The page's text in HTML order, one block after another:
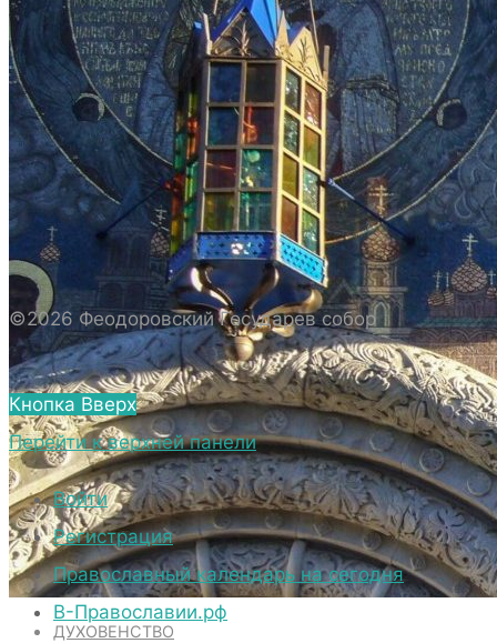
О СОБОРЕ
ИСТОРИЯ СОБОРА
ИСТОРИЯ ФЕОДОРОВСКОГО ГОСУДАРЕВА
СОБОРА
ПОЛОЖЕНИЕ И ВНУТРЕННИЙ
РАСПОРЯДОК СОБОРА
БИОГРАФИЧЕСКИЕ ДАННЫЕ
СВЯЩЕННОСЛУЖИТЕЛЕЙ СОБОРА.
ВНЕШНИЙ ВИД
ВНЕШНИЙ ВИД СОБОРА
ВЕРХНИЙ ХРАМ ФЕОДОРОВСКОГО
ГОСУДАРЕВА СОБОРА
НИЖНИЙ ХРАМ ФЕОДОРОВСКОГО
ГОСУДАРЕВА СОБОРА
ТЕРРИТОРИЯ СОБОРА
ДУХОВЕНСТВО
©2026 Феодоровский Государев собор
Кнопка Вверх
Перейти к верхней панели
Войти
Регистрация
Православный календарь на сегодня
В-Православии.рф